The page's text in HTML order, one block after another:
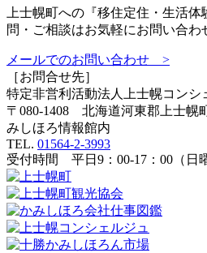
上士幌町への『移住定住・生活
問・ご相談はお気軽にお問い合わ
メールでのお問い合わせ >
［お問合せ先］
特定非営利活動法人
上士幌コンシ
〒080-1408 北海道河東郡上士
みしほろ情報館内
TEL. 01564-2-3993
受付時間 平日9：00-17：00（日